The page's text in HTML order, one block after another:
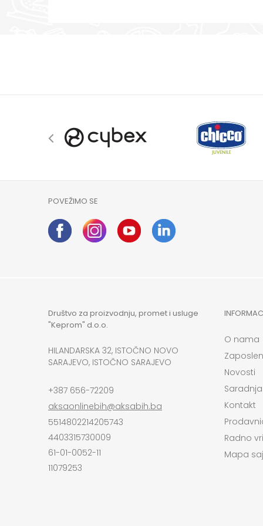
POVEŽIMO SE
Društvo za proizvodnju, promet i usluge
"Keprom" d.o.o.
HILANDARSKA 32, ISTOČNO NOVO
SARAJEVO, ISTOČNO SARAJEVO
+387 656-72209
aksaonlinebih@aksabih.ba
5514802214205743
4403315730009
61-01-0052-11
11079253
O nama
Novosti
Saradnja
Kontakt
Radno
Mapa